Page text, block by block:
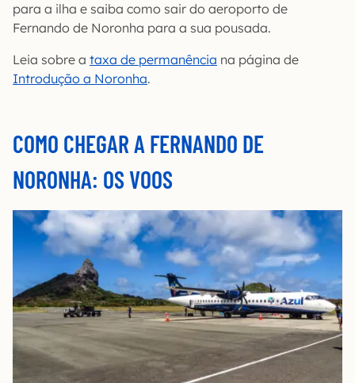
para a ilha e saiba como sair do aeroporto de
Fernando de Noronha para a sua pousada.
Leia sobre a taxa de permanência na página de
Introdução a Noronha.
COMO CHEGAR A FERNANDO DE
NORONHA: OS VOOS